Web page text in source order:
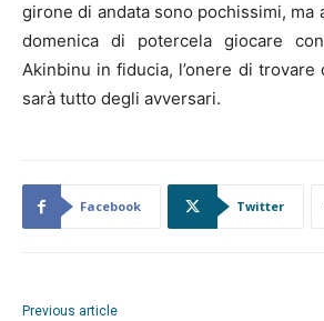
girone di andata sono pochissimi, ma
domenica di potercela giocare
Akinbinu in fiducia, l’onere di trovare
sarà tutto degli avversari.
Facebook Twitter
Previous article